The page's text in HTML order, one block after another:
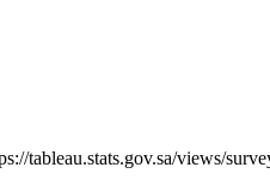
tableau.stats.gov.sa/views/